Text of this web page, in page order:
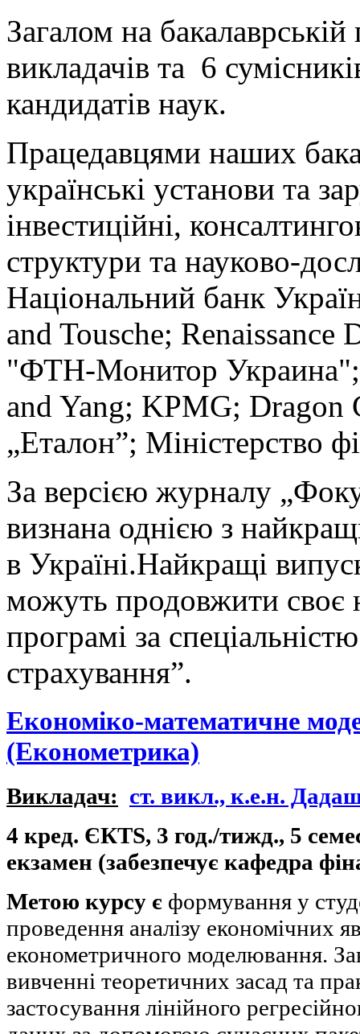
Загалом на
викладачів та 6
кандидатів наук.
Працедавцями наших
українські установи та
інвестиційні,
структури та науково-
Національний банк
and Tousche;
"ФТН-Монитор Украина";
and Yang; KPMG; Dragon
„Еталон”; Міністерство
За версією журналу
визнана однією з
в Україні.Найкращі
можуть продовжити своє
програмі за
страхування”.
Економіко-математичне
(Економетрика)
Викладач: ст. викл., к.е.н.
4 кред. ЄКТS, 3 год./тижд., 5
екзамен (забезпечує кафедра
Метою курсу є формування у
проведення аналізу економічних
економетричного моделювання.
вивченні теоретичних засад та
застосування лінійного